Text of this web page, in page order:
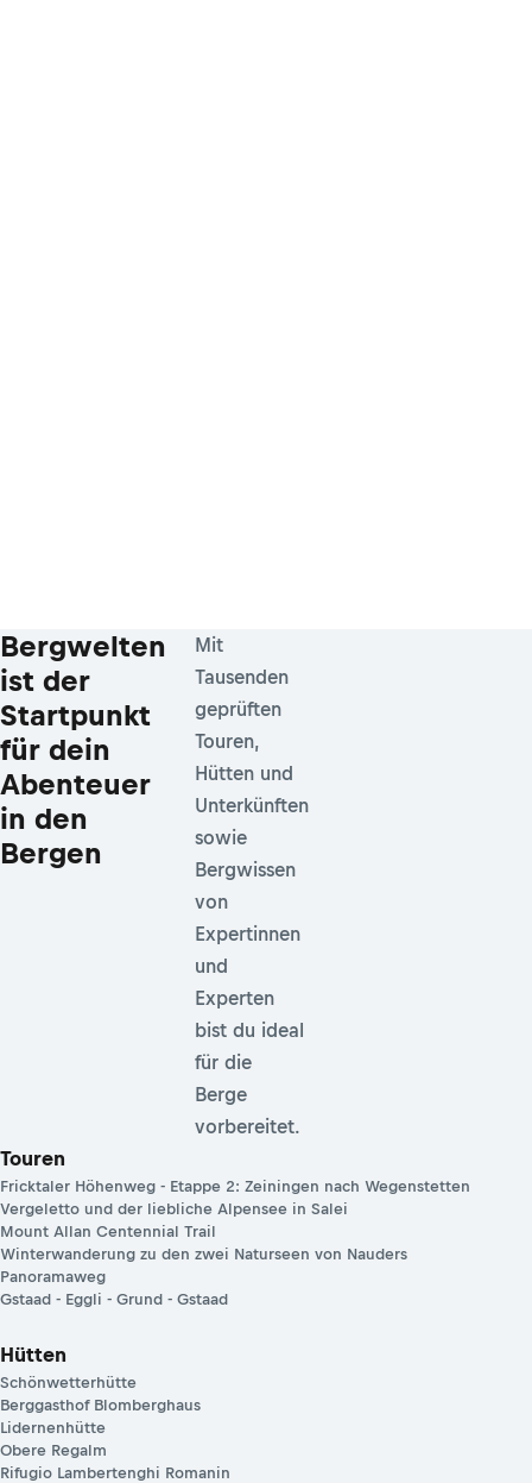
Bergwelten
ist der
Startpunkt
für dein
Abenteuer
in den
Bergen
Mit
Tausenden
geprüften
Touren,
Hütten und
Unterkünften
sowie
Bergwissen
von
Expertinnen
und
Experten
bist du ideal
für die
Berge
vorbereitet.
Touren
Fricktaler Höhenweg - Etappe 2: Zeiningen nach Wegenstetten
Vergeletto und der liebliche Alpensee in Salei
Mount Allan Centennial Trail
Winterwanderung zu den zwei Naturseen von Nauders
Panoramaweg
Gstaad - Eggli - Grund - Gstaad
Hütten
Schönwetterhütte
Berggasthof Blomberghaus
Lidernenhütte
Obere Regalm
Rifugio Lambertenghi Romanin